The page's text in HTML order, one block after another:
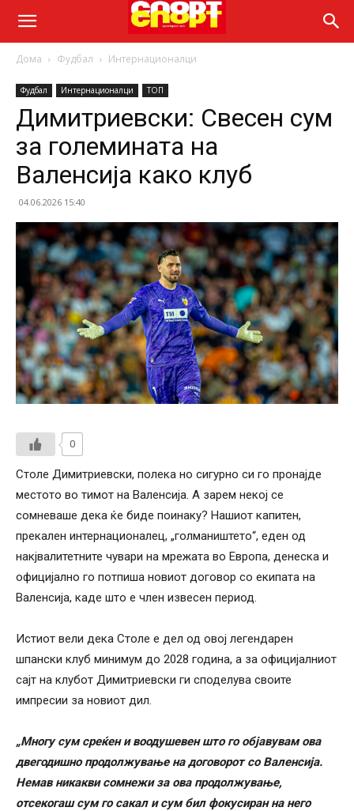
Дома Фудбал Интернационалци
Фудбал Интернационалци ТОП
Димитриевски: Свесен сум
за големината на
Валенсија како клуб
04.06.2026 15:40
0
Столе Димитриевски, полека но сигурно си го пронајде
местото во тимот на Валенсија. А зарем некој се
сомневаше дека ќе биде поинаку? Нашиот капитен,
прекален интернационалец, „голмаништето“, еден од
накјвалитетните чувари на мрежата во Европа, денеска и
официјално го потпиша новиот договор со екипата на
Валенсија, каде што е член извесен период.
Истиот вели дека Столе е дел од овој легендарен
шпански клуб минимум до 2028 година, а за официјалниот
сајт на клубот Димитриевски ги споделува своите
импресии за новиот дил.
„Многу сум среќен и воодушевен што го објавувам ова
двегодишно продолжување на договорот со Валенсија.
Немав никакви сомнежи за ова продолжување,
отсекогаш сум го сакал и сум бил фокусиран на него